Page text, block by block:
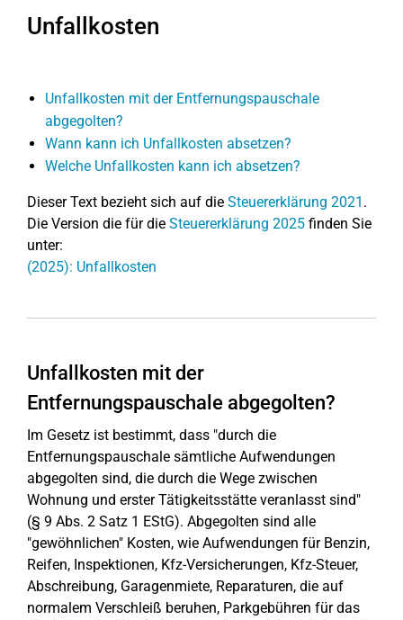
Unfallkosten
Unfallkosten mit der Entfernungspauschale
abgegolten?
Wann kann ich Unfallkosten absetzen?
Welche Unfallkosten kann ich absetzen?
Dieser Text bezieht sich auf die Steuererklärung 2021 .
Die Version die für die Steuererklärung 2025 finden Sie
unter:
(2025): Unfallkosten
Unfallkosten mit der
Entfernungspauschale abgegolten?
Im Gesetz ist bestimmt, dass "durch die
Entfernungspauschale sämtliche Aufwendungen
abgegolten sind, die durch die Wege zwischen
Wohnung und erster Tätigkeitsstätte veranlasst sind"
(§ 9 Abs. 2 Satz 1 EStG). Abgegolten sind alle
"gewöhnlichen" Kosten, wie Aufwendungen für Benzin,
Reifen, Inspektionen, Kfz-Versicherungen, Kfz-Steuer,
Abschreibung, Garagenmiete, Reparaturen, die auf
normalem Verschleiß beruhen, Parkgebühren für das